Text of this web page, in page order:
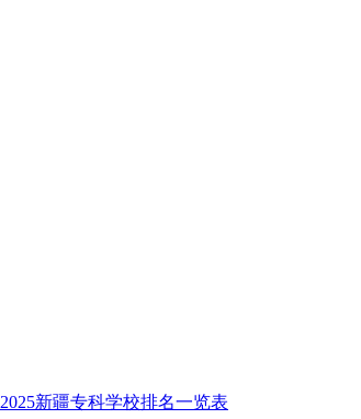
2025新疆专科学校排名一览表